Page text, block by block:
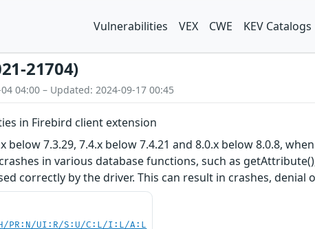
Vulnerabilities VEX CWE KEV Catalogs
21704)
04:00 – Updated: 2024-09-17 00:45
in Firebird client extension
below 7.3.29, 7.4.x below 7.4.21 and 8.0.x below 8.0.8,
in various database functions, such as
correctly by the driver. This can result in crashes,
PR:N/UI:R/S:U/C:L/I:L/A:L